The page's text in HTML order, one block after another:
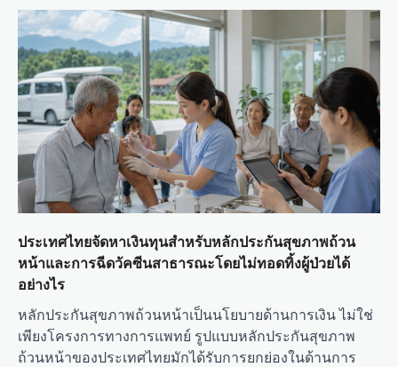
ประเทศไทยจัดหาเงินทุนสำหรับหลักประกันสุขภาพถ้วน
หน้าและการฉีดวัคซีนสาธารณะโดยไม่ทอดทิ้งผู้ป่วยได้
อย่างไร
หลักประกันสุขภาพถ้วนหน้าเป็นนโยบายด้านการเงิน ไม่ใช่
เพียงโครงการทางการแพทย์ รูปแบบหลักประกันสุขภาพ
ถ้วนหน้าของประเทศไทยมักได้รับการยกย่องในด้านการ